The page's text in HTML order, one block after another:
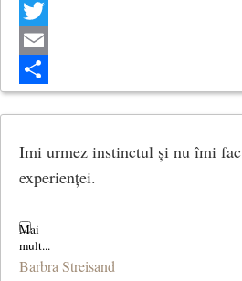
Facebook
Twitter
Email
Share
Imi urmez instinctul și nu îmi
experienței.
Barbra Streisand